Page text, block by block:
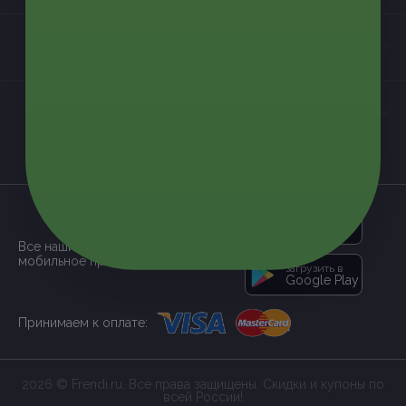
Все наши купоны доступны через
мобильное приложение:
загрузить в
Google Play
Принимаем к оплате:
2026 © Frendi.ru. Все права защищены. Скидки и купоны по
всей России!